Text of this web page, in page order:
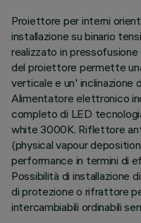
Proiettore per interni
installazione su binario
realizzato in pressofusione
del proiettore permette
verticale e un' inclinazione
Alimentatore elettronico
completo di LED
white 3000K. Riflettore
(physical vapour
performance in termini di
Possibilità di installazione
di protezione o rifrattore
intercambiabili ordinabili